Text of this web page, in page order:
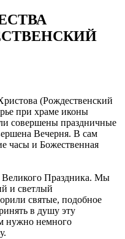
(Рождественский
при храме иконы
совершены праздничные
Вечерня. В сам
часы и Божественная
Великого Праздника. Мы
и светлый
святые, подобное
в душу эту
нужно немного